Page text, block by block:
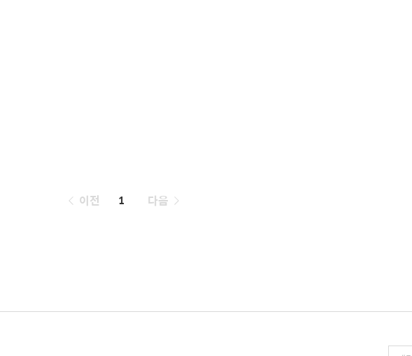
페
이전 1 다음